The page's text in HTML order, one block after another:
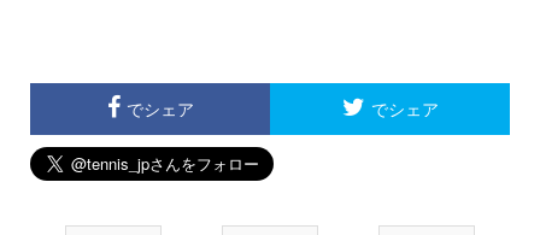
でシェア でシェア